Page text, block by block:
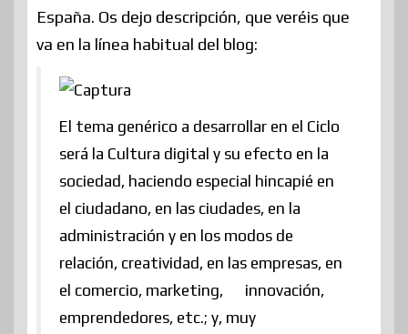
España. Os dejo descripción, que veréis que
va en la línea habitual del blog:
El tema genérico a desarrollar en el Ciclo
será la Cultura digital y su efecto en la
sociedad, haciendo especial hincapié en
el ciudadano, en las ciudades, en la
administración y en los modos de
relación, creatividad, en las empresas, en
el comercio, marketing, innovación,
emprendedores, etc.; y, muy